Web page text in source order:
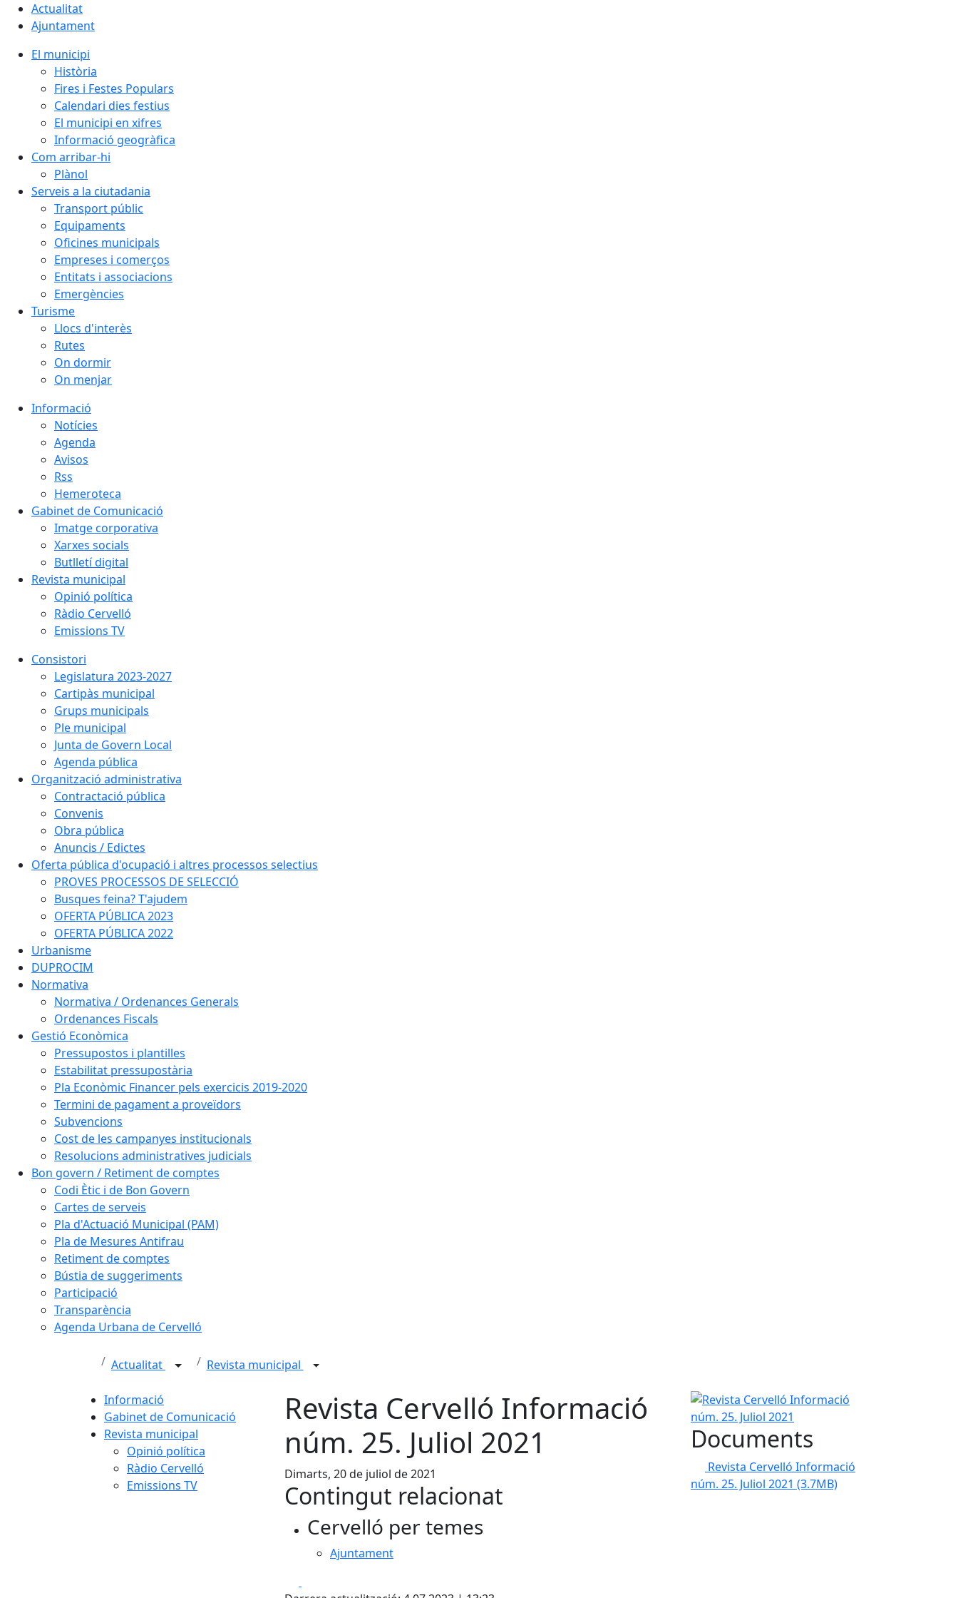
Actualitat
Ajuntament
El municipi
Història
Fires i Festes Populars
Calendari dies festius
El municipi en xifres
Informació geogràfica
Com arribar-hi
Plànol
Serveis a la ciutadania
Transport públic
Equipaments
Oficines municipals
Empreses i comerços
Entitats i associacions
Emergències
Turisme
Llocs d'interès
Rutes
On dormir
On menjar
Informació
Notícies
Agenda
Avisos
Rss
Hemeroteca
Gabinet de Comunicació
Imatge corporativa
Xarxes socials
Butlletí digital
Revista municipal
Opinió política
Ràdio Cervelló
Emissions TV
Consistori
Legislatura 2023-2027
Cartipàs municipal
Grups municipals
Ple municipal
Junta de Govern Local
Agenda pública
Organització administrativa
Contractació pública
Convenis
Obra pública
Anuncis / Edictes
Oferta pública d'ocupació i altres processos selectius
PROVES PROCESSOS DE SELECCIÓ
Busques feina? T'ajudem
OFERTA PÚBLICA 2023
OFERTA PÚBLICA 2022
Urbanisme
DUPROCIM
Normativa
Normativa / Ordenances Generals
Ordenances Fiscals
Gestió Econòmica
Pressupostos i plantilles
Estabilitat pressupostària
Pla Econòmic Financer pels exercicis 2019-2020
Termini de pagament a proveïdors
Subvencions
Cost de les campanyes institucionals
Resolucions administratives judicials
Bon govern / Retiment de comptes
Codi Ètic i de Bon Govern
Cartes de serveis
Pla d'Actuació Municipal (PAM)
Pla de Mesures Antifrau
Retiment de comptes
Bústia de suggeriments
Participació
Transparència
Agenda Urbana de Cervelló
Actualitat Revista municipal
Informació
Gabinet de Comunicació
Revista municipal
Opinió política
Ràdio Cervelló
Emissions TV
Revista Cervelló Informació
núm. 25. Juliol 2021
Dimarts, 20 de juliol de 2021
Contingut relacionat
Cervelló per temes
Ajuntament
Revista Cervelló Informació núm. 25. Juliol 2021
Documents
Revista Cervelló Informació
núm. 25. Juliol 2021 (3.7MB)